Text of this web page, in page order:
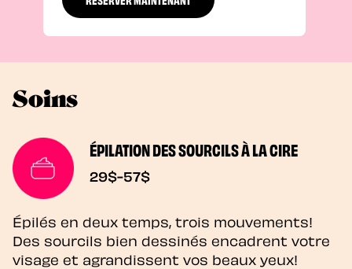
Soins
ÉPILATION DES SOURCILS À LA CIRE
29$-57$
Épilés en deux temps, trois mouvements!
Des sourcils bien dessinés encadrent votre
visage et agrandissent vos beaux yeux!